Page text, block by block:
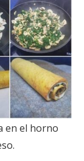
en el horno